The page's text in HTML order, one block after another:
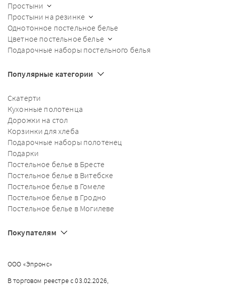
Простыни
Простыни на резинке
Однотонное постельное белье
Цветное постельное белье
Подарочные наборы постельного белья
Популярные категории
Скатерти
Кухонные полотенца
Дорожки на стол
Корзинки для хлеба
Подарочные наборы полотенец
Подарки
Постельное белье в Бресте
Постельное белье в Витебске
Постельное белье в Гомеле
Постельное белье в Гродно
Постельное белье в Могилеве
Покупателям
ООО «Эпронс»
В торговом реестре с 03.02.2026,